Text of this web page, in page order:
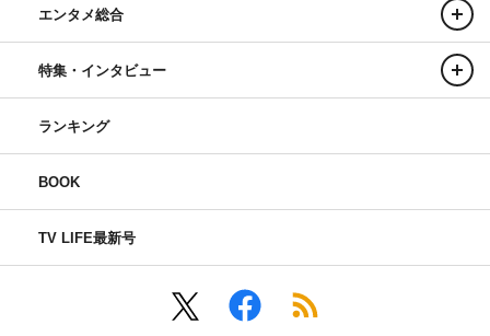
エンタメ総合
特集・インタビュー
ランキング
BOOK
TV LIFE最新号